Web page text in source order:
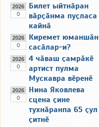
2026
0
Билет ыйтнӑран
вӑрҫӑнма пуҫласа
кайнӑ
2026
0
Киремет юманшӑн
сасӑлар-и?
2026
0
4 чӑваш ҫамрӑкӗ
артист пулма
Мускавра вӗренӗ
2026
0
Нина Яковлева
сцена ҫине
тухнӑранпа 65 ҫул
ҫитнӗ